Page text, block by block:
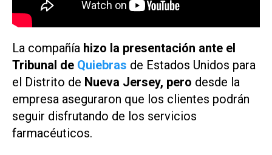
La compañía hizo la presentación ante el
Tribunal de Quiebras de Estados Unidos para
el Distrito de Nueva Jersey, pero desde la
empresa aseguraron que los clientes podrán
seguir disfrutando de los servicios
farmacéuticos.